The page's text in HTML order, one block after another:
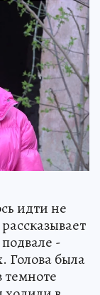
идти не
-
Голова была
темноте